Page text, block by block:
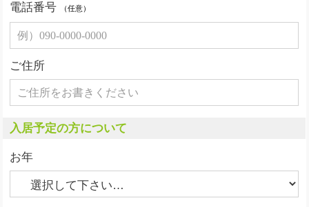
電話番号 （任意）
ご住所
入居予定の方について
お年